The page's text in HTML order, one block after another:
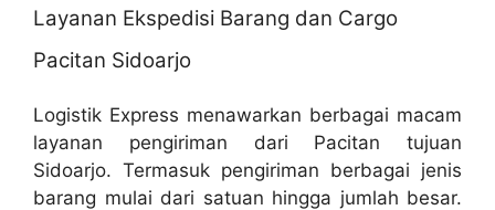
Layanan Ekspedisi Barang dan Cargo
Pacitan Sidoarjo
Logistik Express menawarkan berbagai macam
layanan pengiriman dari Pacitan tujuan
Sidoarjo. Termasuk pengiriman berbagai jenis
barang mulai dari satuan hingga jumlah besar.